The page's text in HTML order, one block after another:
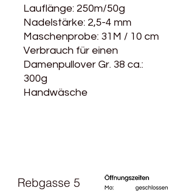
Lauflänge: 250m/50g
Nadelstärke: 2,5-4 mm
Maschenprobe: 31M / 10 cm
Verbrauch für einen
Damenpullover Gr. 38 ca.:
300g
Handwäsche
Rebgasse 5